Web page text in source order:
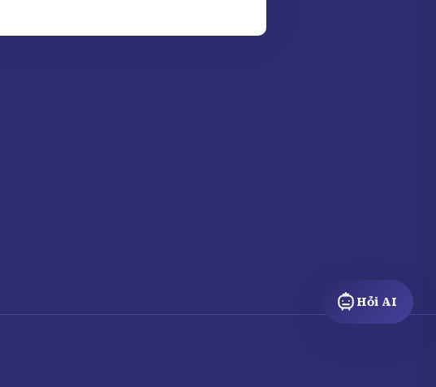
Hỏi AI